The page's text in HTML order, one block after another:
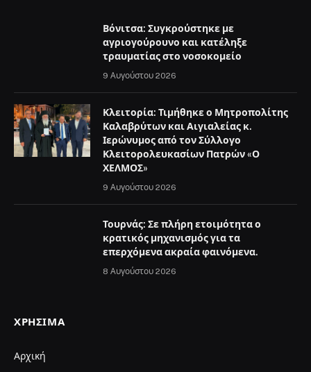
Βόνιτσα: Συγκρούστηκε με
αγριογούρουνο και κατέληξε
τραυματίας στο νοσοκομείο
9 Αυγούστου 2026
Κλειτορία: Τιμήθηκε ο Μητροπολίτης
Καλαβρύτων και Αιγιαλείας κ.
Ιερώνυμος από τον Σύλλογο
Κλειτορολευκασίων Πατρών «Ο
ΧΕΛΜΟΣ»
9 Αυγούστου 2026
Τουρνάς: Σε πλήρη ετοιμότητα ο
κρατικός μηχανισμός για τα
επερχόμενα ακραία φαινόμενα.
8 Αυγούστου 2026
ΧΡΉΣΙΜΑ
Αρχική